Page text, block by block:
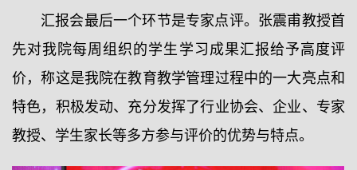
汇报会最后一个环节是专家点评。张震甫教授首
先对我院每周组织的学生学习成果汇报给予高度评
价，称这是我院在教育教学管理过程中的一大亮点和
特色，积极发动、充分发挥了行业协会、企业、专家
教授、学生家长等多方参与评价的优势与特点。